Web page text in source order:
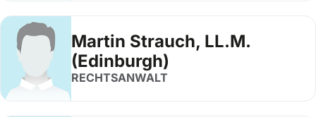
Martin Strauch, LL.M.
(Edinburgh)
RECHTSANWALT